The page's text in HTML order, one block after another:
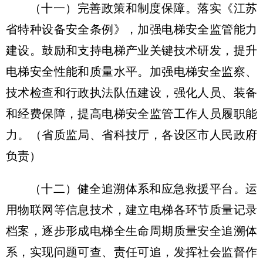
（十一）完善政策和制度保障。落实《江苏
省特种设备安全条例》，加强电梯安全监管能力
建设。鼓励和支持电梯产业关键技术研发，提升
电梯安全性能和质量水平。加强电梯安全监察、
技术检查和行政执法队伍建设，强化人员、装备
和经费保障，提高电梯安全监管工作人员履职能
力。（省质监局、省科技厅，各设区市人民政府
负责）
（十二）健全追溯体系和应急救援平台。 运
用物联网等信息技术，建立电梯各环节质量记录
档案，逐步形成电梯全生命周期质量安全追溯体
系，实现问题可查、责任可追，发挥社会监督作